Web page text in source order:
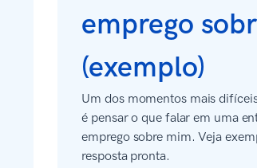
emprego
(exemplo)
Um dos momentos mais
é pensar o que falar em uma
emprego sobre mim. Veja
resposta pronta.